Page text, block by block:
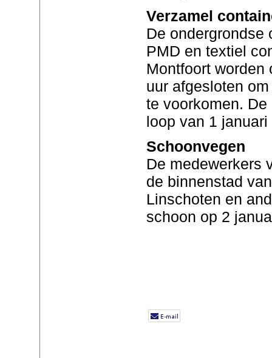
Verzamel
De ondergrondse
PMD en textiel
Montfoort worden
uur afgesloten
te voorkomen.
loop van 1
Schoonvegen
De medewerkers
de binnenstad
Linschoten en
schoon op 2